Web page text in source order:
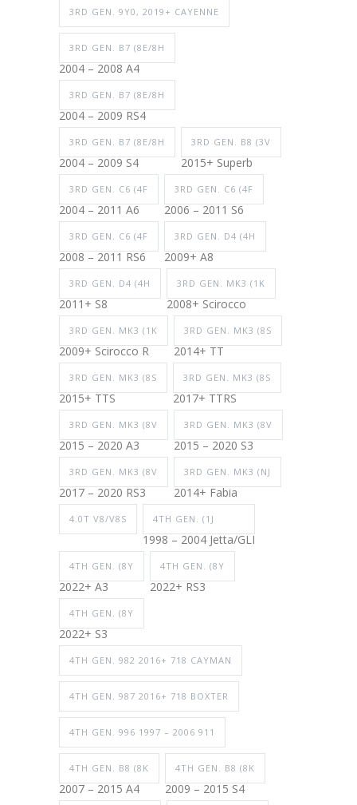
3RD GEN. 9Y0, 2019+ CAYENNE
3RD GEN. B7 (8E/8H
2004 – 2008 A4
3RD GEN. B7 (8E/8H
2004 – 2009 RS4
3RD GEN. B7 (8E/8H
2004 – 2009 S4
3RD GEN. B8 (3V
2015+ Superb
3RD GEN. C6 (4F
2004 – 2011 A6
3RD GEN. C6 (4F
2006 – 2011 S6
3RD GEN. C6 (4F
2008 – 2011 RS6
3RD GEN. D4 (4H
2009+ A8
3RD GEN. D4 (4H
2011+ S8
3RD GEN. MK3 (1K
2008+ Scirocco
3RD GEN. MK3 (1K
2009+ Scirocco R
3RD GEN. MK3 (8S
2014+ TT
3RD GEN. MK3 (8S
2015+ TTS
3RD GEN. MK3 (8S
2017+ TTRS
3RD GEN. MK3 (8V
2015 – 2020 A3
3RD GEN. MK3 (8V
2015 – 2020 S3
3RD GEN. MK3 (8V
2017 – 2020 RS3
3RD GEN. MK3 (NJ
2014+ Fabia
4.0T V8/V8S 4TH GEN. (1J
1998 – 2004 Jetta/GLI
4TH GEN. (8Y
2022+ A3
4TH GEN. (8Y
2022+ RS3
4TH GEN. (8Y
2022+ S3
4TH GEN. 982 2016+ 718 CAYMAN
4TH GEN. 987 2016+ 718 BOXTER
4TH GEN. 996 1997 – 2006 911
4TH GEN. B8 (8K
2007 – 2015 A4
4TH GEN. B8 (8K
2009 – 2015 S4